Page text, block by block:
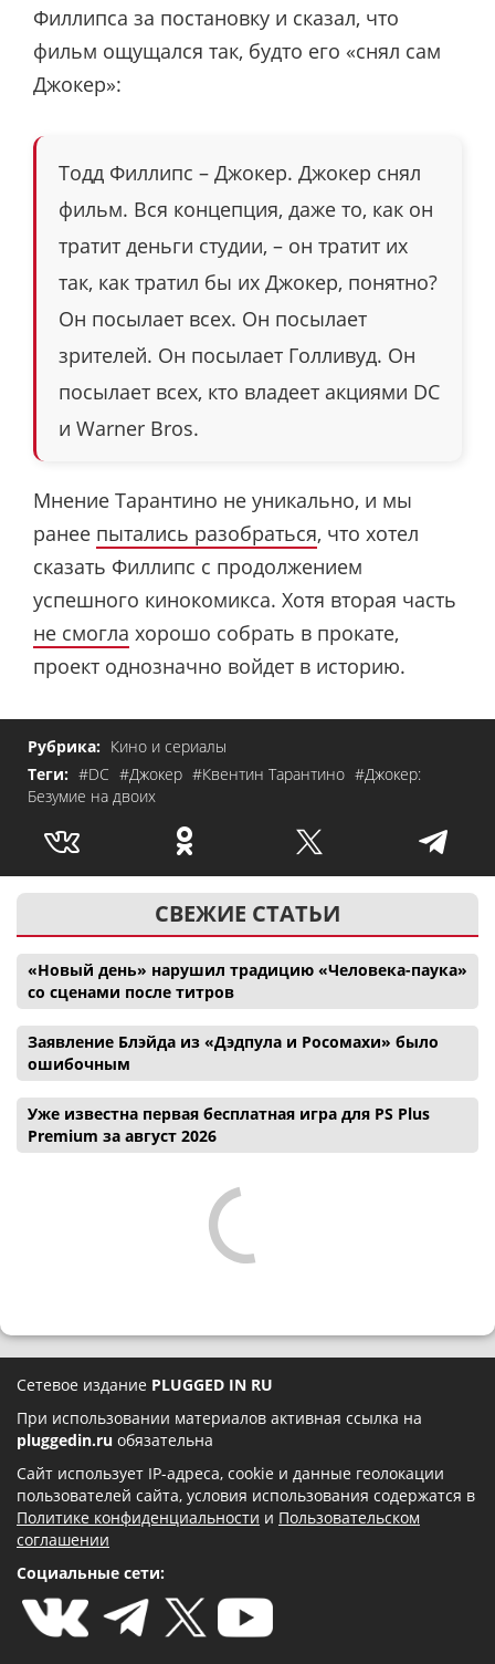
Филлипса за постановку и сказал, что
фильм ощущался так, будто его «снял сам
Джокер»:
Тодд Филлипс – Джокер. Джокер снял
фильм. Вся концепция, даже то, как он
тратит деньги студии, – он тратит их
так, как тратил бы их Джокер, понятно?
Он посылает всех. Он посылает
зрителей. Он посылает Голливуд. Он
посылает всех, кто владеет акциями DC
и Warner Bros.
Мнение Тарантино не уникально, и мы
ранее пытались разобраться, что хотел
сказать Филлипс с продолжением
успешного кинокомикса. Хотя вторая часть
не смогла хорошо собрать в прокате,
проект однозначно войдет в историю.
Рубрика: Кино и сериалы
Теги: #DC #Джокер #Квентин Тарантино #Джокер:
Безумие на двоих
СВЕЖИЕ СТАТЬИ
«Новый день» нарушил традицию «Человека-паука»
со сценами после титров
Заявление Блэйда из «Дэдпула и Росомахи» было
ошибочным
Уже известна первая бесплатная игра для PS Plus
Premium за август 2026
Сетевое издание PLUGGED IN RU
При использовании материалов активная ссылка на
pluggedin.ru обязательна
Сайт использует IP-адреса, cookie и данные геолокации
пользователей сайта, условия использования содержатся в
Политике конфиденциальности и Пользовательском
соглашении
Социальные сети: